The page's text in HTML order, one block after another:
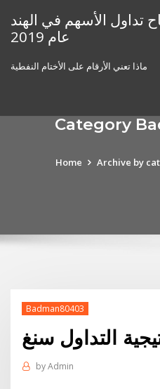
content
تداول الأسهم في الهند
عام 2019
ماذا تعني الأرقام على الأختام النفطية
Category
Home Archive by
Badman80403
التداول سنغ
byAdmin